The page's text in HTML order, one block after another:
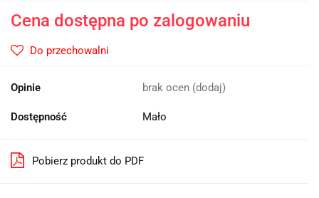
Cena dostępna po zalogowaniu
Do przechowalni
Opinie brak ocen (dodaj)
Dostępność Mało
Pobierz produkt do PDF